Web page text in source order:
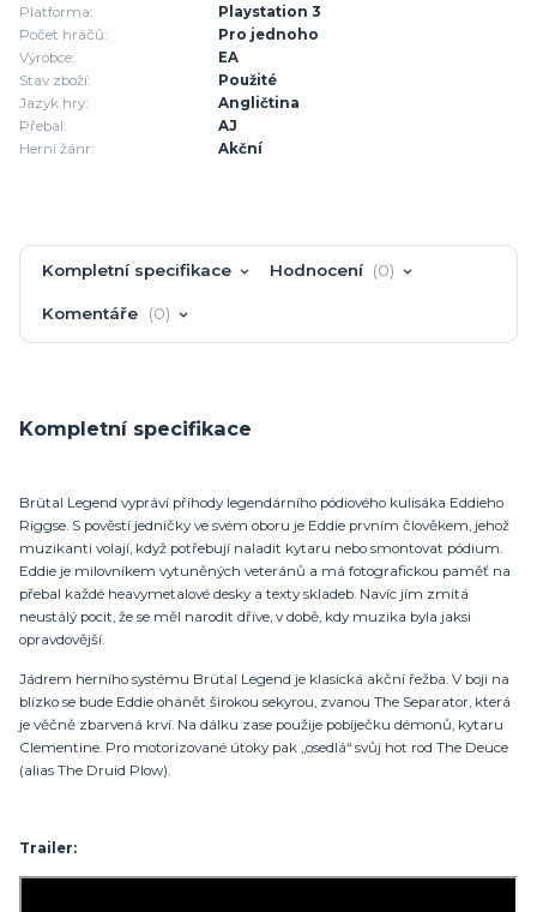
Platforma:
Playstation 3
Počet hráčů:
Pro jednoho
Výrobce:
EA
Stav zboží:
Použité
Jazyk hry:
Angličtina
Přebal:
AJ
Herní žánr:
Akční
Kompletní specifikace Hodnocení 0
Komentáře 0
Kompletní specifikace
Brütal Legend vypráví příhody legendárního pódiového kulisáka Eddieho
Riggse. S pověstí jedničky ve svém oboru je Eddie prvním člověkem, jehož
muzikanti volají, když potřebují naladit kytaru nebo smontovat pódium.
Eddie je milovníkem vytuněných veteránů a má fotografickou paměť na
přebal každé heavymetalové desky a texty skladeb. Navíc jím zmítá
neustálý pocit, že se měl narodit dříve, v době, kdy muzika byla jaksi
opravdovější.
Jádrem herního systému Brütal Legend je klasická akční řežba. V boji na
blízko se bude Eddie ohánět širokou sekyrou, zvanou The Separator, která
je věčně zbarvená krví. Na dálku zase použije pobíječku démonů, kytaru
Clementine. Pro motorizované útoky pak „osedlá“ svůj hot rod The Deuce
(alias The Druid Plow).
Trailer: